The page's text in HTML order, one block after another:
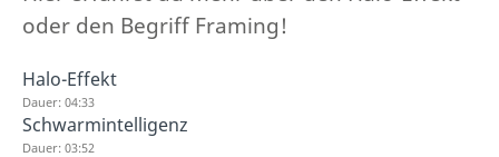
oder den Begriff Framing!
Halo-Effekt
Dauer: 04:33
Schwarmintelligenz
Dauer: 03:52